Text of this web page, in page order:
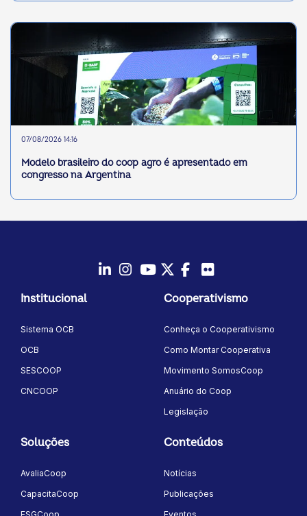
07/08/2026 14:16
Modelo brasileiro do coop agro é apresentado em
congresso na Argentina
Institucional
Sistema OCB
OCB
SESCOOP
CNCOOP
Cooperativismo
Conheça o Cooperativismo
Como Montar Cooperativa
Movimento SomosCoop
Anuário do Coop
Legislação
Soluções
AvaliaCoop
CapacitaCoop
Conteúdos
Notícias
Publicações